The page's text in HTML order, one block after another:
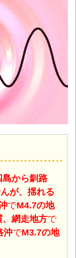
から釧路
が、揺れる
でM4.7の地
、網走地方で
沖でM3.7の地